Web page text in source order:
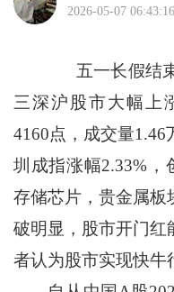
2026-05-07 06:43:16
五一长假结束股
三深沪股市大幅上
4160点，成交量
圳成指涨幅2.33%，
存储芯片，贵金属板
破明显，股市开门红
者认为股市实现快牛